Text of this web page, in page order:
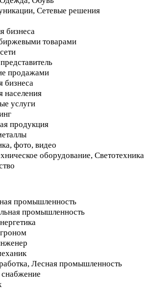
Сетевые решения
бизнеса
товарами
продажами
бизнеса
населения
услуги
продукция
фото, видео
оборудование, Светотехника
промышленность
промышленность
Лесная промышленность